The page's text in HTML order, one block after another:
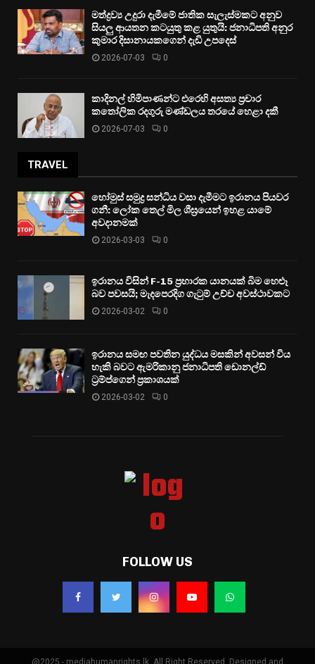
මත්ද්‍රව්‍ය උදුරා දැමීමේ ජාතික සැලැස්මකට අනුව
සියලු ආයතන කටයුතු කළ යුතුයි: ජනාධිපති අනුර
කුමාර දිසානායකගෙන් දැඩි උපදෙස්
2026-07-03 0
කාදිනල් හිමිපාණන්ට එරෙහි අසත්‍ය ප්‍රචාර
කතෝලික රදගුරු මණ්ඩලය තරයේ හෙළා දකී
2026-07-03 0
TRAVEL
හෝමුස් සමුද්‍ර සන්ධිය වසා දැමීමට ඉරානය පියවර
ගනී: ලෝක තෙල් මිල ශීඝ්‍රයෙන් ඉහළ යාමේ
අවදානමක්
2026-03-03 0
ඉරානය විසින් F-15 ප්‍රහාරක යානයක් බිම හෙළූ
බව පවසයි; මැදපෙරදිග ගැටුම් උච්ච අවස්ථාවකට
2026-03-02 0
ඉරානය සමඟ පවතින යුද්ධය මසකින් අවසන් විය
හැකි බවට ඇමරිකානු ජනාධිපති ඩොනල්ඩ්
ට්‍රම්ප්ගෙන් ප්‍රකාශයක්
2026-03-02 0
FOLLOW US
@2025 - mediahumanrights.lk. All Right Reserved. Designed and